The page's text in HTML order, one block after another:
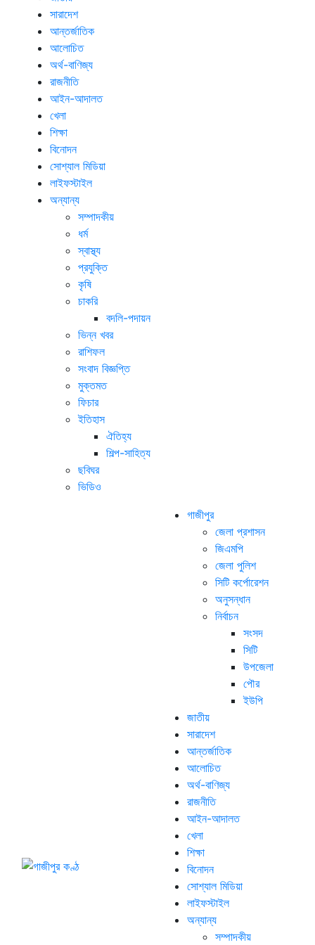
সারাদেশ
আন্তর্জাতিক
আলোচিত
অর্থ-বাণিজ্য
রাজনীতি
আইন-আদালত
খেলা
শিক্ষা
বিনোদন
সোশ্যাল মিডিয়া
লাইফস্টাইল
অন্যান্য
সম্পাদকীয়
ধর্ম
স্বাস্থ্য
প্রযুক্তি
কৃষি
চাকরি
বদলি-পদায়ন
ভিন্ন খবর
রাশিফল
সংবাদ বিজ্ঞপ্তি
মুক্তমত
ফিচার
ইতিহাস
ঐতিহ্য
শিল্প-সাহিত্য
ছবিঘর
ভিডিও
গাজীপুর
জেলা প্রশাসন
জিএমপি
জেলা পুলিশ
সিটি কর্পোরেশন
অনুসন্ধান
নির্বাচন
সংসদ
সিটি
উপজেলা
পৌর
ইউপি
জাতীয়
সারাদেশ
আন্তর্জাতিক
আলোচিত
অর্থ-বাণিজ্য
রাজনীতি
আইন-আদালত
খেলা
শিক্ষা
বিনোদন
সোশ্যাল মিডিয়া
লাইফস্টাইল
অন্যান্য
সম্পাদকীয়